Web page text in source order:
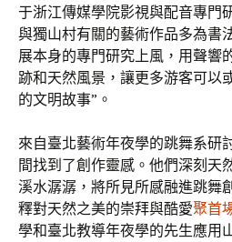
于浙江傳媒學院影視與配音專門
與獨山村有關的藝術作品多為書
展本身的專門研究上風，用聲響
跡和天然風景，讓更多游客可以
的文明故事”。
來自臺北藝術年夜學的跳舞系研
間找到了創作靈感。他們深刻天
溪水潺潺，將所見所感融進跳舞
釋對天然之美的崇拜與酷愛聚首
學和臺北教導年夜學的先生應用